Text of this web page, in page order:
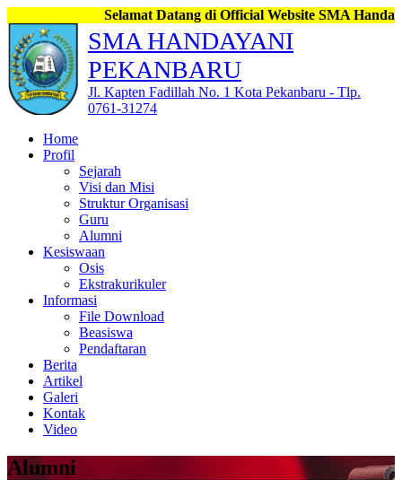
Selamat Datang di Official Website SMA Handayani
SMA HANDAYANI
PEKANBARU
Jl. Kapten Fadillah No. 1 Kota Pekanbaru - Tlp.
0761-31274
Home
Profil
Sejarah
Visi dan Misi
Struktur Organisasi
Guru
Alumni
Kesiswaan
Osis
Ekstrakurikuler
Informasi
File Download
Beasiswa
Pendaftaran
Berita
Artikel
Galeri
Kontak
Video
Alumni